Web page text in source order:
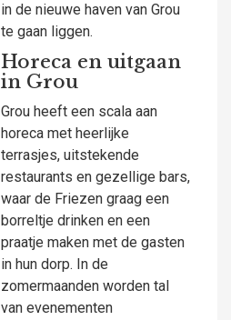
in de nieuwe haven van Grou
te gaan liggen.
Horeca en uitgaan
in Grou
Grou heeft een scala aan
horeca met heerlijke
terrasjes, uitstekende
restaurants en gezellige bars,
waar de Friezen graag een
borreltje drinken en een
praatje maken met de gasten
in hun dorp. In de
zomermaanden worden tal
van evenementen